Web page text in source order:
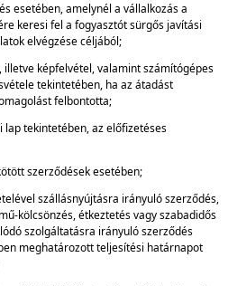
esetében, amelynél a vállalkozás a
keresi fel a fogyasztót sürgős javítási
elvégzése céljából;
illetve képfelvétel, valamint számítógépes
tekintetében, ha az átadást
felbontotta;
lap tekintetében, az előfizetéses
szerződések esetében;
szállásnyújtásra irányuló szerződés,
kölcsönzés, étkeztetés vagy szabadidős
szolgáltatásra irányuló szerződés
meghatározott teljesítési határnapot